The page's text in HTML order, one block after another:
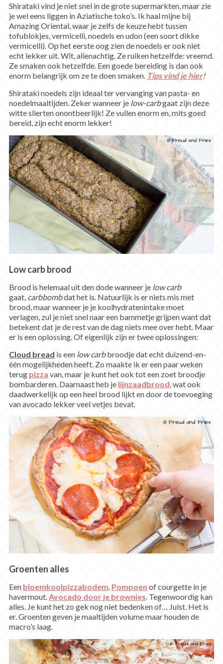
Shirataki vind je niet snel in de grote supermarkten, maar zie
je wel eens liggen in Aziatische toko’s. Ik haal mijne bij
Amazing Oriental, waar je zelfs de keuze hebt tussen
tofublokjes, vermicelli, noedels en udon (een soort dikke
vermicelli). Op het eerste oog zien de noedels er ook niet
echt lekker uit. Wit, alienachtig. Ze ruiken hetzelfde: vreemd.
Ze smaken ook hetzelfde. Een goede bereiding is dan ook
enorm belangrijk om ze te doen smaken. Tips vind je hier!
Shirataki noedels zijn ideaal ter vervanging van pasta- en
noedelmaaltijden. Zeker wanneer je low-carbgaat zijn deze
witte slierten onontbeerlijk! Ze vullen enorm en, mits goed
bereid, zijn echt enorm lekker!
Low carb brood
Brood is helemaal uit den dode wanneer je low carb
gaat, carbbombdat het is. Natuurlijk is er niets mis met
brood, maar wanneer je je koolhydratenintake moet
verlagen, zul je niet snel naar een bammetje grijpen want dat
betekent dat je de rest van de dag niets mee over hebt. Maar
er is een oplossing. Of eigenlijk zijn er twee oplossingen:
Cloud bread is een low carbbroodje dat echt duizend-en-
één mogelijkheden heeft. Zo maakte ik er een paar weken
terug pizza van, maar je kunt het ook tot een zoet broodje
bombarderen. Daarnaast heb je lijnzaadbrood , wat ook
daadwerkelijk op een heel brood lijkt en door de toevoeging
van avocado lekker veel vetjes bevat.
Groenten alles
Een bloemkoolpizzabodem. Pompoen of courgette in je
havermout.Avocado door je brownies. Tegenwoordig kan
alles. Je kunt het zo gek nog niet bedenken of… Juist. Het is
er. Groenten geven je maaltijden volume maar houden de
macro’s laag.